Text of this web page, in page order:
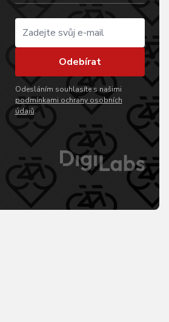
Odebírat
Odesláním souhlasíte s našimi
podmínkami ochrany osobních
údajů.